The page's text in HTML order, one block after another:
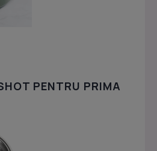
PENTRU PRIMA